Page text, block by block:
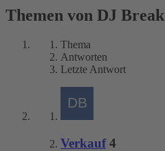
Themen von DJ Break
Thema
Antworten
Letzte Antwort
Verkauf 4